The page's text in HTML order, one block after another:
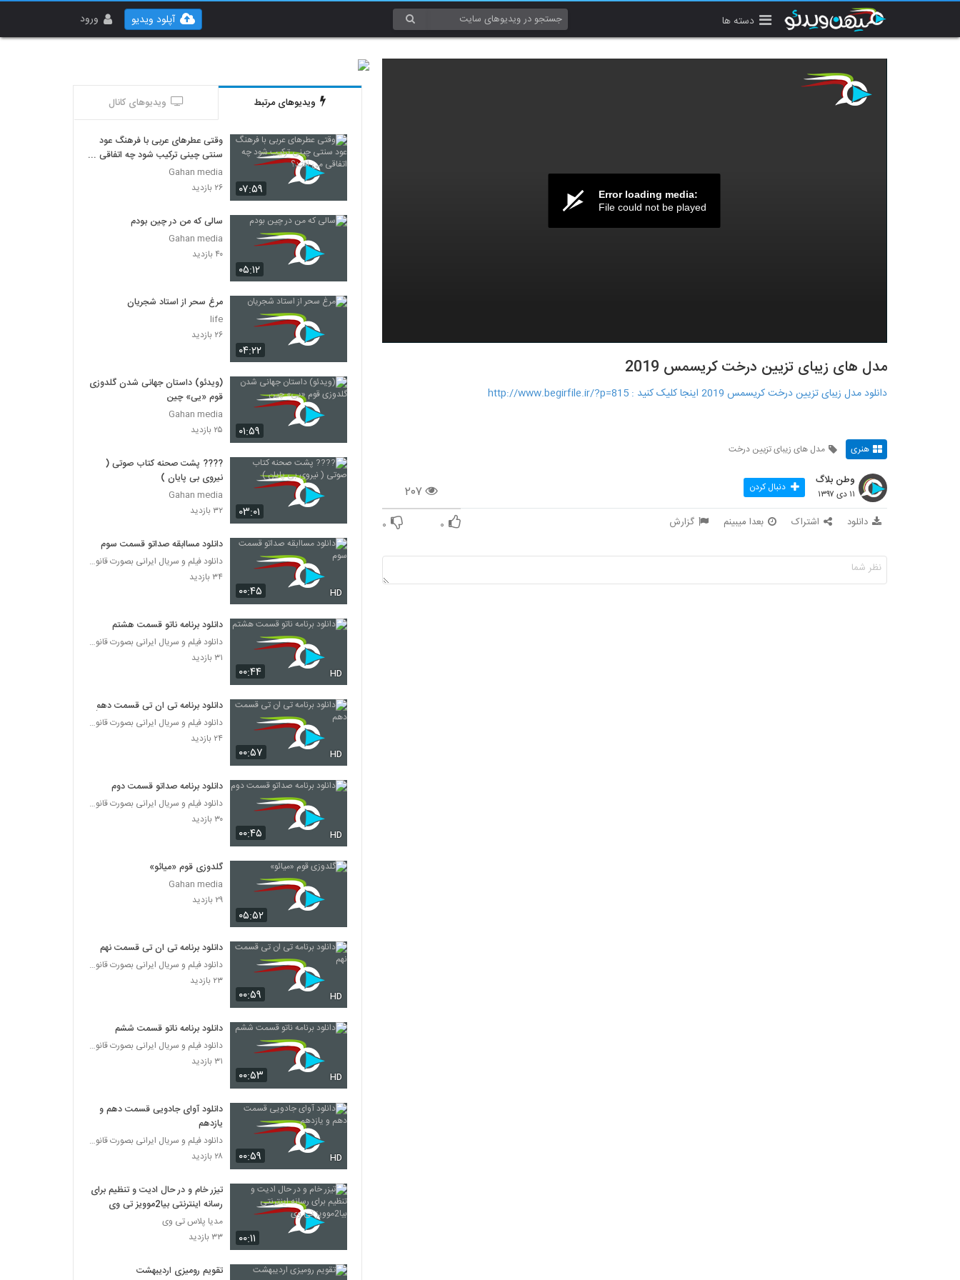
دسته ها ورود آپلود ویدیو
Error loading media:
File could not be played
مدل های زیبای تزیین درخت کریسمس 2019
دانلود مدل زیبای تزیین درخت کریسمس 2019 اينجا کليک کنيد : http://www.begirfile.ir/?p=815
هنری مدل های زیبای تزیین درخت
۲۰۷
وطن بلاگ
۱۱ دی ۱۳۹۷ دنبال کردن
دانلود اشتراک بعدا میبینم گزارش ۰ ۰
ویدیوهای مرتبط ویدیوهای کانال
۰۷:۵۹
وقتی عطرهای عربی با فرهنگ عود
سنتی چینی ترکیب شود چه اتفاقی
می افتد؟
Gahan media
۲۶ بازدید
۰۵:۱۲
سالی که من در چین بودم
Gahan media
۴۰ بازدید
۰۴:۲۲
مرغ سحر از استاد شجریان
life
۲۶ بازدید
۰۱:۵۹
(ویدئو) داستان جهانی شدن گلدوزی
قوم «یی» چین
Gahan media
۲۵ بازدید
۰۳:۰۱
???? پشت صحنه کتاب صوتی (
نیروی بی پایان )
Gahan media
۳۲ بازدید
۰۰:۴۵ HD
دانلود مساابقه صداتو قسمت سوم
دانلود فیلم و سریال ایرانی بصورت قانونی
۳۴ بازدید
۰۰:۴۴ HD
دانلود برنامه ناتو قسمت هشتم
دانلود فیلم و سریال ایرانی بصورت قانونی
۳۱ بازدید
۰۰:۵۷ HD
دانلود برنامه تی ان تی قسمت دهم
دانلود فیلم و سریال ایرانی بصورت قانونی
۲۴ بازدید
۰۰:۴۵ HD
دانلود برنامه صداتو قسمت دوم
دانلود فیلم و سریال ایرانی بصورت قانونی
۳۰ بازدید
۰۵:۵۲
گلدوزی قوم «میائو»
Gahan media
۲۹ بازدید
۰۰:۵۹ HD
دانلود برنامه تی ان تی قسمت نهم
دانلود فیلم و سریال ایرانی بصورت قانونی
۲۳ بازدید
۰۰:۵۳ HD
دانلود برنامه ناتو قسمت ششم
دانلود فیلم و سریال ایرانی بصورت قانونی
۳۱ بازدید
۰۰:۵۹ HD
دانلود آوای جادویی قسمت دهم و
یازدهم
دانلود فیلم و سریال ایرانی بصورت قانونی
۲۸ بازدید
۰۰:۱۱
تیزر خام و در حال ادیت و تنظیم برای
رسانه اینترنتی بیا2موویز تی وی
مدیا پلاس تی وی
۳۳ بازدید
تقویم رومیزی اردیبهشت